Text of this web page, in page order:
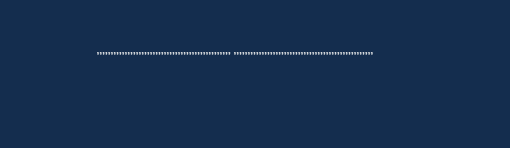
,,,,,,,,,,,,,,,,,,,,,,,,,,,,,,,,,,,,,,,,,,,,,,,,,, ,,,,,,,,,,,,,,,,,,,,,,,,,,,,,,,,,,,,,,,,,,,,,,,,